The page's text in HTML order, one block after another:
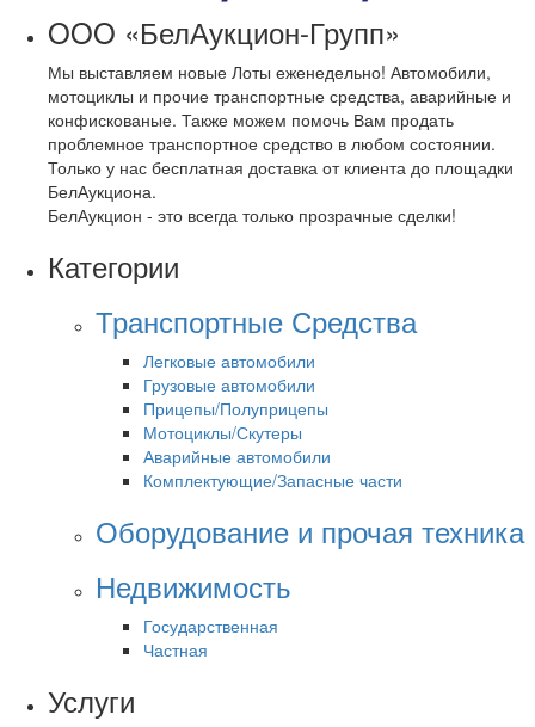
OOO «БелАукцион-Групп»
Мы выставляем новые Лоты еженедельно! Автомобили,
мотоциклы и прочие транспортные средства, аварийные и
конфискованые. Также можем помочь Вам продать
проблемное транспортное средство в любом состоянии.
Только у нас бесплатная доставка от клиента до площадки
БелАукциона.
БелАукцион - это всегда только прозрачные сделки!
Категории
Транспортные Средства
Легковые автомобили
Грузовые автомобили
Прицепы/Полуприцепы
Мотоциклы/Скутеры
Аварийные автомобили
Комплектующие/Запасные части
Оборудование и прочая техника
Недвижимость
Государственная
Частная
Услуги